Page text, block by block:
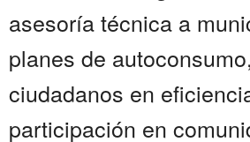
asesoría técnica a
planes de
ciudadanos en
participación en